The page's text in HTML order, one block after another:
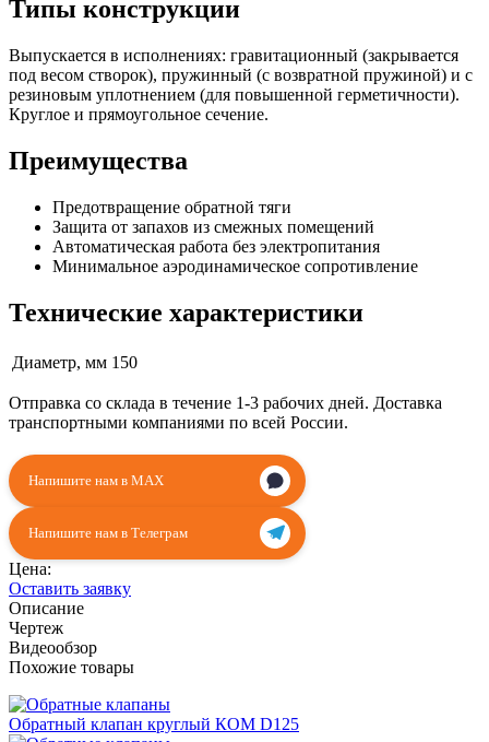
Типы конструкции
Выпускается в исполнениях: гравитационный (закрывается
под весом створок), пружинный (с возвратной пружиной) и с
резиновым уплотнением (для повышенной герметичности).
Круглое и прямоугольное сечение.
Преимущества
Предотвращение обратной тяги
Защита от запахов из смежных помещений
Автоматическая работа без электропитания
Минимальное аэродинамическое сопротивление
Технические характеристики
Диаметр, мм 150
Отправка со склада в течение 1-3 рабочих дней. Доставка
транспортными компаниями по всей России.
Напишите нам в MAX
Напишите нам в Телеграм
Цена:
Оставить заявку
Описание
Чертеж
Видеообзор
Похожие товары
Обратный клапан круглый КОМ D125